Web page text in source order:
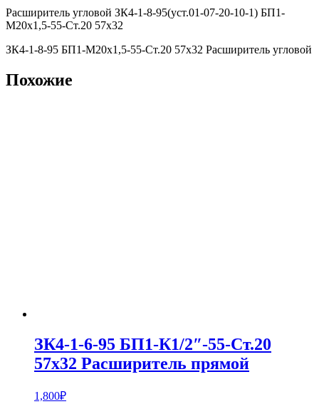
Расширитель угловой ЗК4-1-8-95(уст.01-07-20-10-1) БП1-
М20х1,5-55-Ст.20 57х32
ЗК4-1-8-95 БП1-М20х1,5-55-Ст.20 57х32 Расширитель угловой
Похожие
ЗК4-1-6-95 БП1-К1/2″-55-Ст.20
57х32 Расширитель прямой
1,800₽